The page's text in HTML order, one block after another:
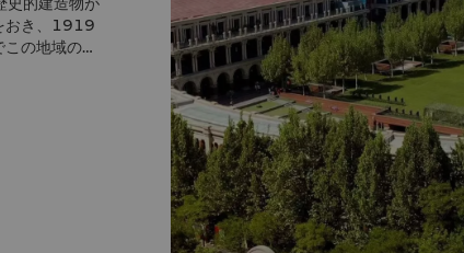
おき、1919
の地域の観
体験できま
ています。